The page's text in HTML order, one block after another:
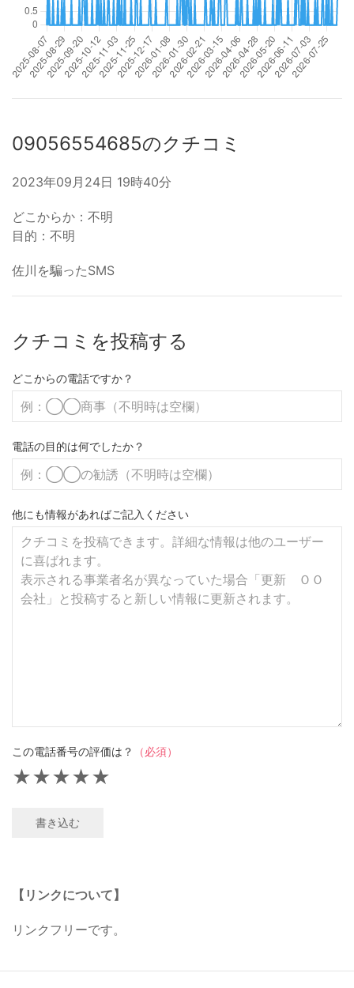
09056554685のクチコミ
2023年09月24日 19時40分
どこからか：不明
目的：不明
佐川を騙ったSMS
クチコミを投稿する
どこからの電話ですか？
電話の目的は何でしたか？
他にも情報があればご記入ください
この電話番号の評価は？ （必須）
★
★
★
★
★
書き込む
【リンクについて】
リンクフリーです。